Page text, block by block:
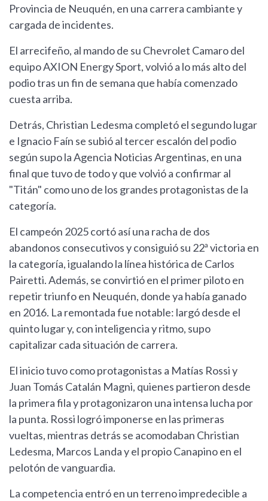
Provincia de Neuquén, en una carrera cambiante y
cargada de incidentes.
El arrecifeño, al mando de su Chevrolet Camaro del
equipo AXION Energy Sport, volvió a lo más alto del
podio tras un fin de semana que había comenzado
cuesta arriba.
Detrás, Christian Ledesma completó el segundo lugar
e Ignacio Faín se subió al tercer escalón del podio
según supo la Agencia Noticias Argentinas, en una
final que tuvo de todo y que volvió a confirmar al
"Titán" como uno de los grandes protagonistas de la
categoría.
El campeón 2025 cortó así una racha de dos
abandonos consecutivos y consiguió su 22ª victoria en
la categoría, igualando la línea histórica de Carlos
Pairetti. Además, se convirtió en el primer piloto en
repetir triunfo en Neuquén, donde ya había ganado
en 2016. La remontada fue notable: largó desde el
quinto lugar y, con inteligencia y ritmo, supo
capitalizar cada situación de carrera.
El inicio tuvo como protagonistas a Matías Rossi y
Juan Tomás Catalán Magni, quienes partieron desde
la primera fila y protagonizaron una intensa lucha por
la punta. Rossi logró imponerse en las primeras
vueltas, mientras detrás se acomodaban Christian
Ledesma, Marcos Landa y el propio Canapino en el
pelotón de vanguardia.
La competencia entró en un terreno impredecible a